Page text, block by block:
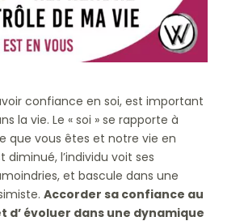
confiance en soi, est important
la vie. Le « soi » se rapporte à
que vous êtes et notre vie en
diminué, l’individu voit ses
et bascule dans une
Accorder sa confiance au
d’ évoluer dans une dynamique